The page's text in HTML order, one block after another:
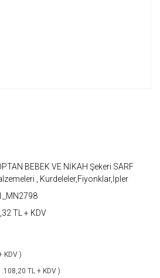
BEBEK VE NİKAH Şekeri SARF
Kurdeleler,Fiyonklar,İpler
TL + KDV
KDV )
TL + KDV )